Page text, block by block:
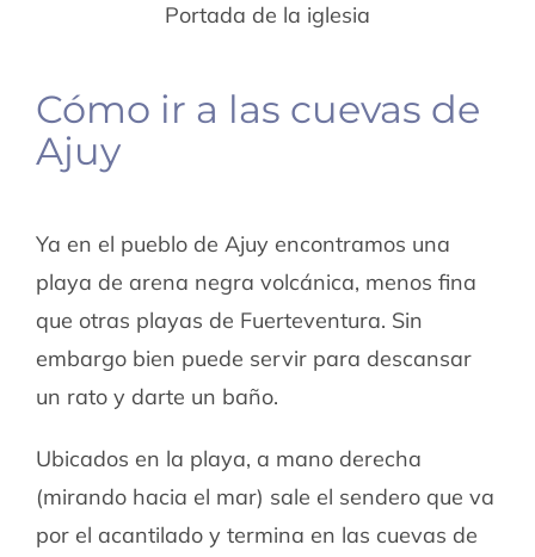
Portada de la iglesia
Cómo ir a las cuevas de
Ajuy
Ya en el pueblo de Ajuy encontramos una
playa de arena negra volcánica, menos fina
que otras playas de Fuerteventura. Sin
embargo bien puede servir para descansar
un rato y darte un baño.
Ubicados en la playa, a mano derecha
(mirando hacia el mar) sale el sendero que va
por el acantilado y termina en las cuevas de